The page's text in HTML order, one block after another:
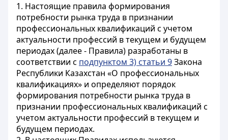
1. Настоящие правила формирования
потребности рынка труда в признании
профессиональных квалификаций с учетом
актуальности профессий в текущем и будущем
периодах (далее - Правила) разработаны в
соответствии с подпунктом 3) статьи 9Закона
Республики Казахстан «О профессиональных
квалификациях» и определяют порядок
формирования потребности рынка труда в
признании профессиональных квалификаций с
учетом актуальности профессий в текущем и
будущем периодах.